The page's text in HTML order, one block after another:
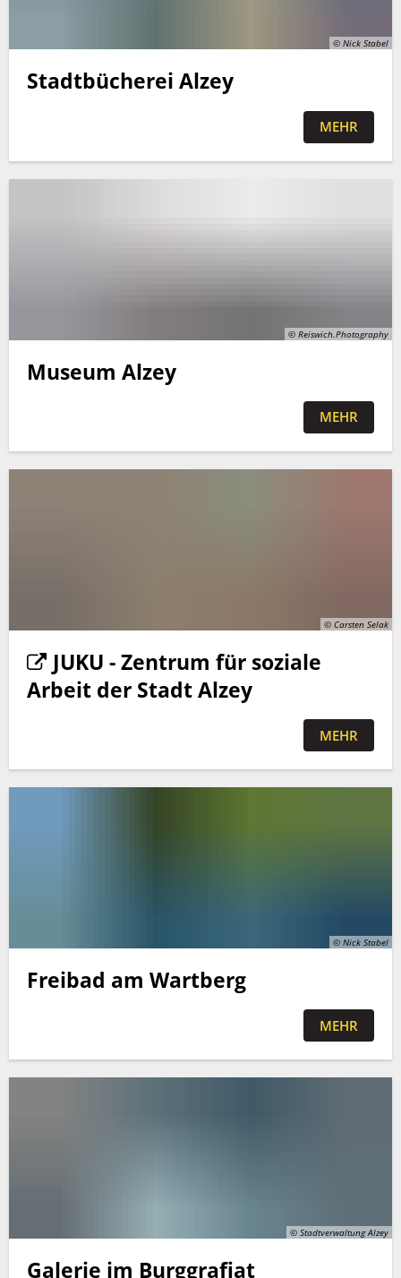
© Nick Stabel
Stadtbücherei Alzey
MEHR
© Reiswich.Photography
Museum Alzey
MEHR
© Carsten Selak
JUKU - Zentrum für soziale
Arbeit der Stadt Alzey
MEHR
© Nick Stabel
Freibad am Wartberg
MEHR
© Stadtverwaltung Alzey
Galerie im Burggrafiat